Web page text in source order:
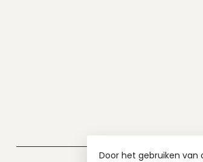
Door het gebruiken van